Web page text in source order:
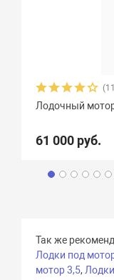
Лодочный
61 000 руб.
Так же
Лодки под
мотор 3,5,